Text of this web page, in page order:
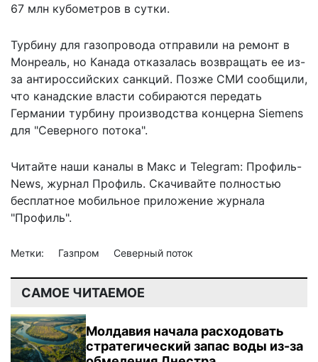
67 млн кубометров в сутки.
Турбину для газопровода отправили на ремонт в
Монреаль, но Канада отказалась возвращать ее из-
за антироссийских санкций. Позже СМИ сообщили,
что канадские власти собираются передать
Германии турбину производства концерна Siemens
для "Северного потока".
Читайте наши каналы в Макс и Telegram: Профиль-
News, журнал Профиль. Скачивайте полностью
бесплатное мобильное приложение журнала
"Профиль".
Метки: Газпром Северный поток
САМОЕ ЧИТАЕМОЕ
Молдавия начала расходовать
стратегический запас воды из-за